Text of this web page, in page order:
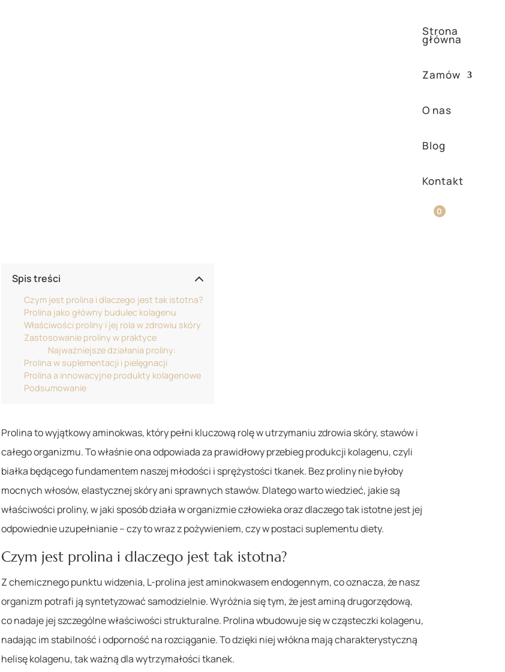
Strona
główna
Zamów
O nas
Blog
Kontakt
0
Spis treści
Czym jest prolina i dlaczego jest tak istotna?
Prolina jako główny budulec kolagenu
Właściwości proliny i jej rola w zdrowiu skóry
Zastosowanie proliny w praktyce
Najważniejsze działania proliny:
Prolina w suplementacji i pielęgnacji
Prolina a innowacyjne produkty kolagenowe
Podsumowanie
Prolina to wyjątkowy aminokwas, który pełni kluczową rolę w utrzymaniu zdrowia skóry, stawów i
całego organizmu. To właśnie ona odpowiada za prawidłowy przebieg produkcji kolagenu, czyli
białka będącego fundamentem naszej młodości i sprężystości tkanek. Bez proliny nie byłoby
mocnych włosów, elastycznej skóry ani sprawnych stawów. Dlatego warto wiedzieć, jakie są
właściwości proliny, w jaki sposób działa w organizmie człowieka oraz dlaczego tak istotne jest jej
odpowiednie uzupełnianie – czy to wraz z pożywieniem, czy w postaci suplementu diety.
Czym jest prolina i dlaczego jest tak istotna?
Z chemicznego punktu widzenia, L-prolina jest aminokwasem endogennym, co oznacza, że nasz
organizm potrafi ją syntetyzować samodzielnie. Wyróżnia się tym, że jest aminą drugorzędową,
co nadaje jej szczególne właściwości strukturalne. Prolina wbudowuje się w cząsteczki kolagenu,
nadając im stabilność i odporność na rozciąganie. To dzięki niej włókna mają charakterystyczną
helisę kolagenu, tak ważną dla wytrzymałości tkanek.